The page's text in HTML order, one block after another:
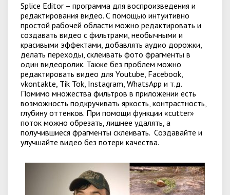
Splice Editor – программа для воспроизведения и
редактирования видео. С помощью интуитивно
простой рабочей области можно редактировать и
создавать видео с фильтрами, необычными и
красивыми эффектами, добавлять аудио дорожки,
делать переходы, склеивать фото фрагменты в
один видеоролик. Также без проблем можно
редактировать видео для Youtube, Facebook,
vkontakte, Tik Tok, Instagram, WhatsApp и т.д.
Помимо множества фильтров в приложении есть
возможность подкручивать яркость, контрастность,
глубину оттенков. При помощи функции «cutter»
поток можно обрезать, лишнее удалять, а
получившиеся фрагменты склеивать. Создавайте и
улучшайте видео без потери качества.